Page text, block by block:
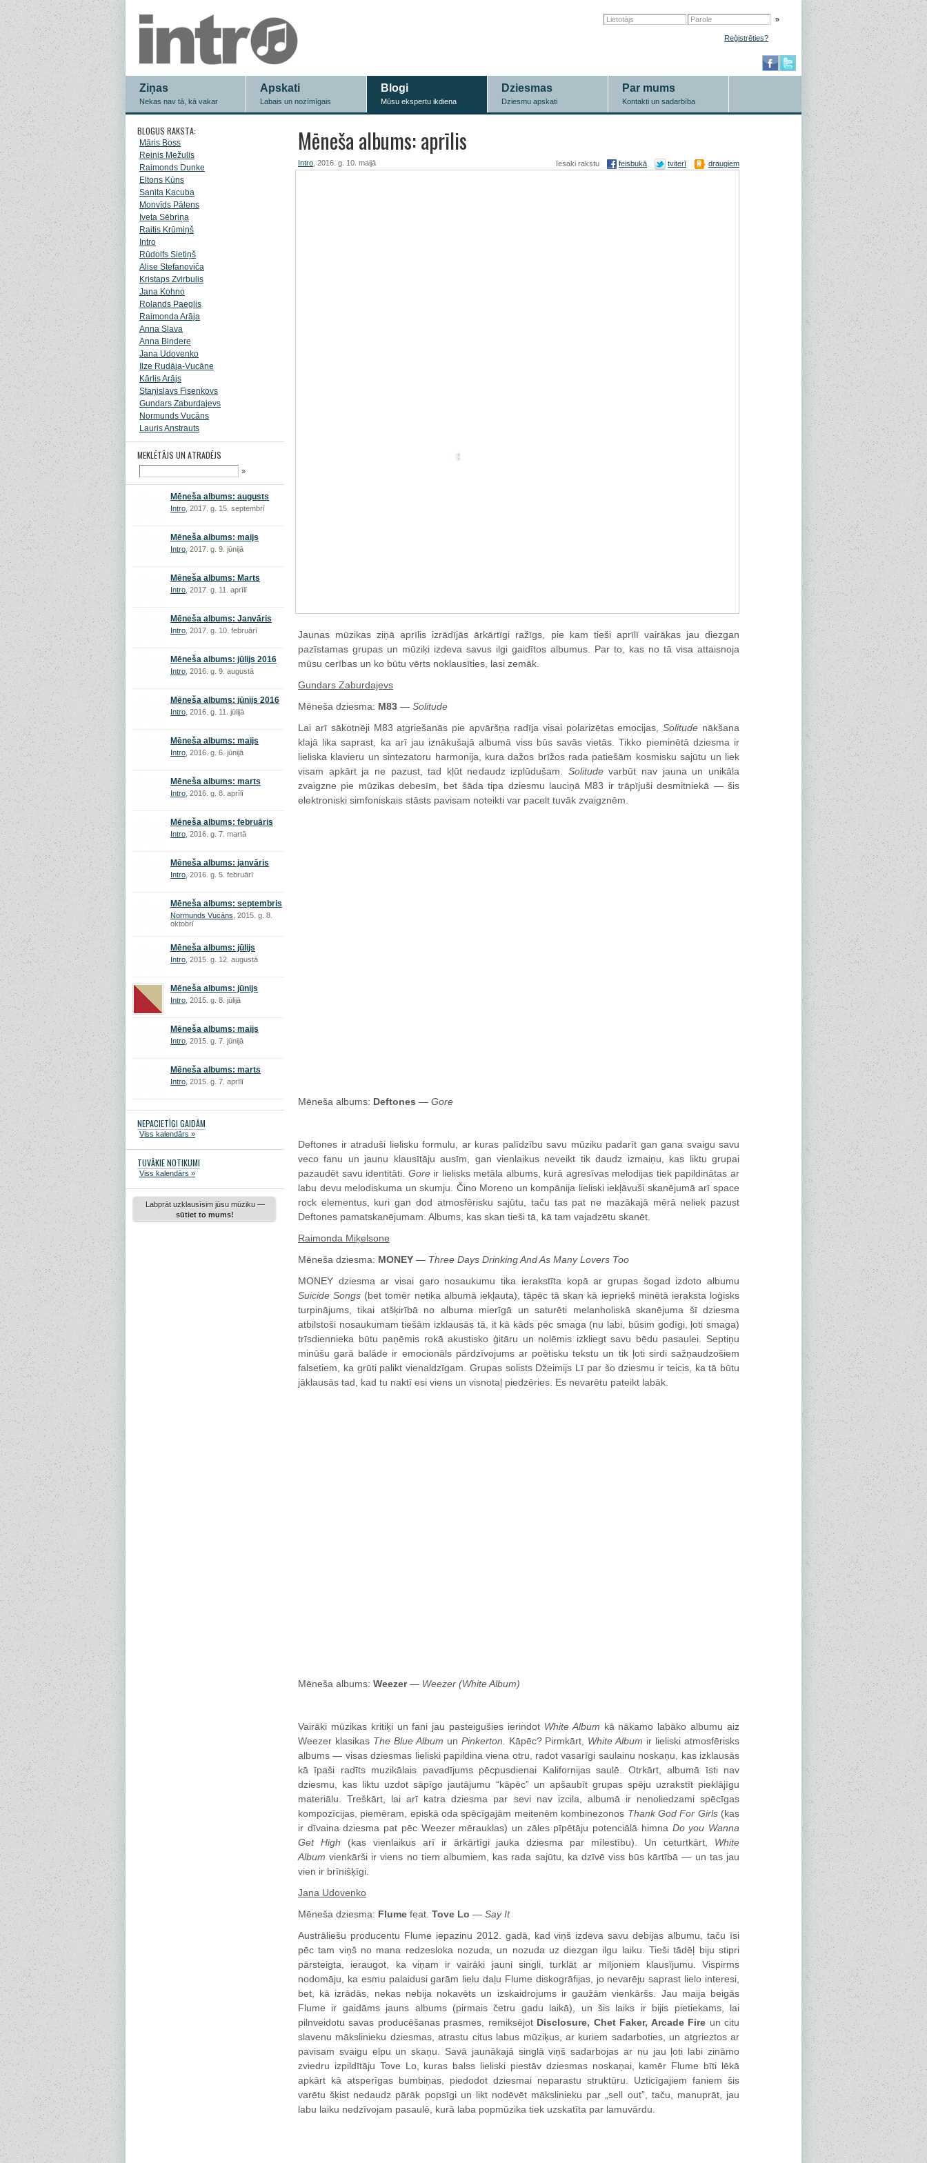
»
Reģistrēties?
Ziņas
Nekas nav tā, kā vakar
Apskati
Labais un nozīmīgais
Blogi
Mūsu ekspertu ikdiena
Dziesmas
Dziesmu apskati
Par mums
Kontakti un sadarbība
BLOGUS RAKSTA:
Māris Boss
Reinis Mežulis
Raimonds Dunke
Eltons Kūns
Sanita Kacuba
Monvīds Pālens
Iveta Sēbriņa
Raitis Krūmiņš
Intro
Rūdolfs Sietiņš
Alise Stefanoviča
Kristaps Zvirbulis
Jana Kohno
Rolands Paeglis
Raimonda Arāja
Anna Slava
Anna Bindere
Jana Udovenko
Ilze Rudāja-Vucāne
Kārlis Arājs
Staņislavs Fisenkovs
Gundars Zaburdajevs
Normunds Vucāns
Lauris Anstrauts
MEKLĒTĀJS UN ATRADĒJS
»
Mēneša albums: augusts
Intro , 2017. g. 15. septembrī
Mēneša albums: maijs
Intro , 2017. g. 9. jūnijā
Mēneša albums: Marts
Intro , 2017. g. 11. aprīlī
Mēneša albums: Janvāris
Intro , 2017. g. 10. februārī
Mēneša albums: jūlijs 2016
Intro , 2016. g. 9. augustā
Mēneša albums: jūnijs 2016
Intro , 2016. g. 11. jūlijā
Mēneša albums: maijs
Intro , 2016. g. 6. jūnijā
Mēneša albums: marts
Intro , 2016. g. 8. aprīlī
Mēneša albums: februāris
Intro , 2016. g. 7. martā
Mēneša albums: janvāris
Intro , 2016. g. 5. februārī
Mēneša albums: septembris
Normunds Vucāns , 2015. g. 8.
oktobrī
Mēneša albums: jūlijs
Intro , 2015. g. 12. augustā
Mēneša albums: jūnijs
Intro , 2015. g. 8. jūlijā
Mēneša albums: maijs
Intro , 2015. g. 7. jūnijā
Mēneša albums: marts
Intro , 2015. g. 7. aprīlī
NEPACIETĪGI GAIDĀM
Viss kalendārs »
TUVĀKIE NOTIKUMI
Viss kalendārs »
Labprāt uzklausīsim jūsu mūziku —
sūtiet to mums!
Mēneša albums: aprīlis
Iesaki rakstu feisbukā tviterī draugiem
Intro , 2016. g. 10. maijā
Jaunas mūzikas ziņā aprīlis izrādījās ārkārtīgi ražīgs, pie kam tieši aprīlī vairākas jau diezgan
pazīstamas grupas un mūziķi izdeva savus ilgi gaidītos albumus. Par to, kas no tā visa attaisnoja
mūsu cerības un ko būtu vērts noklausīties, lasi zemāk.
Gundars Zaburdajevs
Mēneša dziesma: M83 — Solitude
Lai arī sākotnēji M83 atgriešanās pie apvāršņa radīja visai polarizētas emocijas,Solitude nākšana
klajā lika saprast, ka arī jau iznākušajā albumā viss būs savās vietās. Tikko pieminētā dziesma ir
lieliska klavieru un sintezatoru harmonija, kura dažos brīžos rada patiešām kosmisku sajūtu un liek
visam apkārt ja ne pazust, tad kļūt nedaudz izplūdušam. Solitudevarbūt nav jauna un unikāla
zvaigzne pie mūzikas debesīm, bet šāda tipa dziesmu lauciņā M83 ir trāpījuši desmitniekā — šis
elektroniski simfoniskais stāsts pavisam noteikti var pacelt tuvāk zvaigznēm.
Mēneša albums: Deftones — Gore
Deftones ir atraduši lielisku formulu, ar kuras palīdzību savu mūziku padarīt gan gana svaigu savu
veco fanu un jaunu klausītāju ausīm, gan vienlaikus neveikt tik daudz izmaiņu, kas liktu grupai
pazaudēt savu identitāti. Goreir lielisks metāla albums, kurā agresīvas melodijas tiek papildinātas ar
labu devu melodiskuma un skumju. Čino Moreno un kompānija lieliski iekļāvuši skanējumā arī space
rock elementus, kuri gan dod atmosfērisku sajūtu, taču tas pat ne mazākajā mērā neliek pazust
Deftones pamatskanējumam. Albums, kas skan tieši tā, kā tam vajadzētu skanēt.
Raimonda Miķelsone
Mēneša dziesma: MONEY — Three Days Drinking And As Many Lovers Too
MONEY dziesma ar visai garo nosaukumu tika ierakstīta kopā ar grupas šogad izdoto albumu
Suicide Songs (bet tomēr netika albumā iekļauta), tāpēc tā skan kā iepriekš minētā ieraksta loģisks
turpinājums, tikai atšķirībā no albuma mierīgā un saturēti melanholiskā skanējuma šī dziesma
atbilstoši nosaukumam tiešām izklausās tā, it kā kāds pēc smaga (nu labi, būsim godīgi, ļoti smaga)
trīsdiennieka būtu paņēmis rokā akustisko ģitāru un nolēmis izkliegt savu bēdu pasaulei. Septiņu
minūšu garā balāde ir emocionāls pārdzīvojums ar poētisku tekstu un tik ļoti sirdi sažņaudzošiem
falsetiem, ka grūti palikt vienaldzīgam. Grupas solists Džeimijs Lī par šo dziesmu ir teicis, ka tā būtu
jāklausās tad, kad tu naktī esi viens un visnotaļ piedzēries. Es nevarētu pateikt labāk.
Mēneša albums: Weezer— Weezer (White Album)
Vairāki mūzikas kritiķi un fani jau pasteigušies ierindot White Album kā nākamo labāko albumu aiz
Weezer klasikas The Blue Album un Pinkerton. Kāpēc? Pirmkārt, White Album ir lieliski atmosfērisks
albums — visas dziesmas lieliski papildina viena otru, radot vasarīgi saulainu noskaņu, kas izklausās
kā īpaši radīts muzikālais pavadījums pēcpusdienai Kalifornijas saulē. Otrkārt, albumā īsti nav
dziesmu, kas liktu uzdot sāpīgo jautājumu “kāpēc” un apšaubīt grupas spēju uzrakstīt pieklājīgu
materiālu. Treškārt, lai arī katra dziesma par sevi nav izcila, albumā ir nenoliedzami spēcīgas
kompozīcijas, piemēram, episkā oda spēcīgajām meitenēm kombinezonos Thank God For Girls(kas
ir dīvaina dziesma pat pēc Weezer mērauklas) un zāles pīpētāju potenciālā himna Do you Wanna
Get High (kas vienlaikus arī ir ārkārtīgi jauka dziesma par mīlestību). Un ceturtkārt, White
Album vienkārši ir viens no tiem albumiem, kas rada sajūtu, ka dzīvē viss būs kārtībā — un tas jau
vien ir brīnišķīgi.
Jana Udovenko
Mēneša dziesma: Flume feat. Tove Lo — Say It
Austrāliešu producentu Flume iepazinu 2012. gadā, kad viņš izdeva savu debijas albumu, taču īsi
pēc tam viņš no mana redzesloka nozuda, un nozuda uz diezgan ilgu laiku. Tieši tādēļ biju stipri
pārsteigta, ieraugot, ka viņam ir vairāki jauni singli, turklāt ar miljoniem klausījumu. Vispirms
nodomāju, ka esmu palaidusi garām lielu daļu Flume diskogrāfijas, jo nevarēju saprast lielo interesi,
bet, kā izrādās, nekas nebija nokavēts un izskaidrojums ir gaužām vienkāršs. Jau maija beigās
Flume ir gaidāms jauns albums (pirmais četru gadu laikā), un šis laiks ir bijis pietiekams, lai
pilnveidotu savas producēšanas prasmes, remiksējot Disclosure, Chet Faker, Arcade Fire un citu
slavenu mākslinieku dziesmas, atrastu citus labus mūziķus, ar kuriem sadarboties, un atgrieztos ar
pavisam svaigu elpu un skaņu. Savā jaunākajā singlā viņš sadarbojas ar nu jau ļoti labi zināmo
zviedru izpildītāju Tove Lo, kuras balss lieliski piestāv dziesmas noskaņai, kamēr Flume bīti lēkā
apkārt kā atsperīgas bumbiņas, piedodot dziesmai neparastu struktūru. Uzticīgajiem faniem šis
varētu šķist nedaudz pārāk popsīgi un likt nodēvēt mākslinieku par „sell out”, taču, manuprāt, jau
labu laiku nedzīvojam pasaulē, kurā laba popmūzika tiek uzskatīta par lamuvārdu.